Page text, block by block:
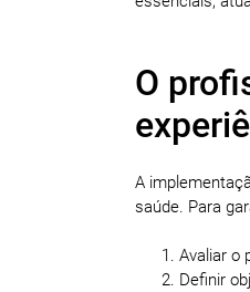
O
A
saúde. Para
Avaliar o
Definir